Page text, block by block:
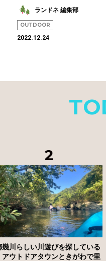
ランドネ 編集部
OUTDOOR
2022.12.24
幾川らしい川遊びを探している
アウトドアタウンときがわで里